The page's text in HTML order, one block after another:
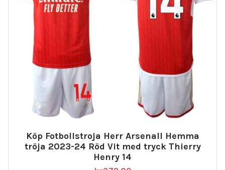
Köp Fotbollstroja Herr Arsenall Hemma
tröja 2023-24 Röd Vit med tryck Thierry
Henry 14